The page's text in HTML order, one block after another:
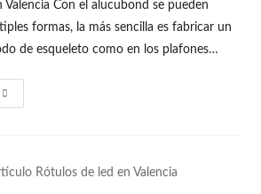
Con el alucubond se pueden
formas, la más sencilla es fabricar un
de esqueleto como en los plafones…